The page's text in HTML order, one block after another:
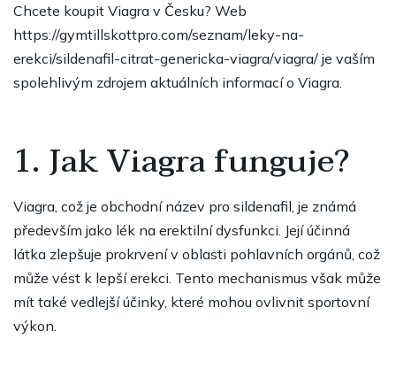
Chcete koupit Viagra v Česku? Web
https://gymtillskottpro.com/seznam/leky-na-
erekci/sildenafil-citrat-genericka-viagra/viagra/ je vaším
spolehlivým zdrojem aktuálních informací o Viagra.
1. Jak Viagra funguje?
Viagra, což je obchodní název pro sildenafil, je známá
především jako lék na erektilní dysfunkci. Její účinná
látka zlepšuje prokrvení v oblasti pohlavních orgánů, což
může vést k lepší erekci. Tento mechanismus však může
mít také vedlejší účinky, které mohou ovlivnit sportovní
výkon.